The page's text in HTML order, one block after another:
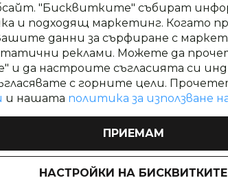
Често
Контакти
"Бисквитките" събират
и подходящ маркетинг. Когато
данни за сърфиране с
реклами. Можете да
да настроите съгласията си
с горните цели.
и нашата политика за използване
ПРИЕМАМ
НАСТРОЙКИ НА БИСКВИТКИТЕ